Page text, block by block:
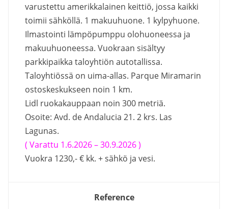
varustettu amerikkalainen keittiö, jossa kaikki
toimii sähköllä. 1 makuuhuone. 1 kylpyhuone.
Ilmastointi lämpöpumppu olohuoneessa ja
makuuhuoneessa. Vuokraan sisältyy
parkkipaikka taloyhtiön autotallissa.
Taloyhtiössä on uima-allas. Parque Miramarin
ostoskeskukseen noin 1 km.
Lidl ruokakauppaan noin 300 metriä.
Osoite: Avd. de Andalucia 21. 2 krs. Las
Lagunas.
( Varattu 1.6.2026 – 30.9.2026 )
Vuokra 1230,- € kk. + sähkö ja vesi.
Reference